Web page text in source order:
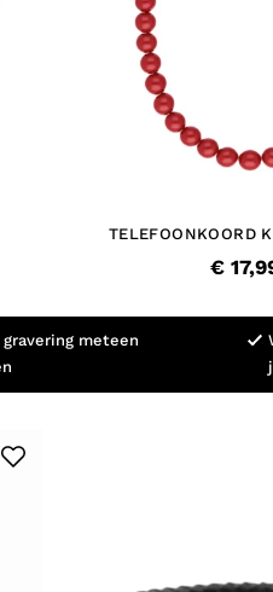
TELEFOONKOORD
€
meteen